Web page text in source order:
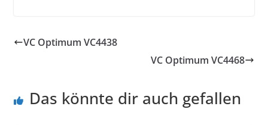
VC Optimum VC4438
VC Optimum VC4468
Das könnte dir auch gefallen